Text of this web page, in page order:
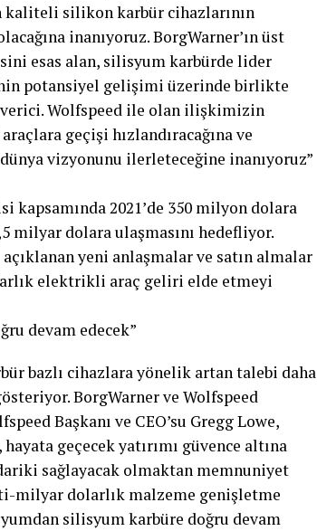
kaliteli silikon karbür cihazlarının
inanıyoruz. BorgWarner’ın üst
esas alan, silisyum karbürde lider
potansiyel gelişimi üzerinde birlikte
verici. Wolfspeed ile olan ilişkimizin
geçişi hızlandıracağına ve
vizyonunu ilerleteceğine inanıyoruz”
kapsamında 2021’de 350 milyon dolara
milyar dolara ulaşmasını hedefliyor.
yeni anlaşmalar ve satın almalar
elektrikli araç geliri elde etmeyi
devam edecek”
bazlı cihazlara yönelik artan talebi daha
BorgWarner ve Wolfspeed
Başkanı ve CEO’su Gregg Lowe,
geçecek yatırımı güvence altına
sağlayacak olmaktan memnuniyet
milyar dolarlık malzeme genişletme
silisyum karbüre doğru devam